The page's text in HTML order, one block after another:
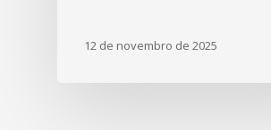
12 de novembro de 2025